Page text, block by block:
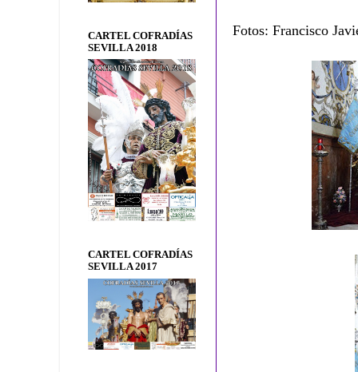
Fotos: Francisco
CARTEL COFRADÍAS
SEVILLA 2018
CARTEL COFRADÍAS
SEVILLA 2017